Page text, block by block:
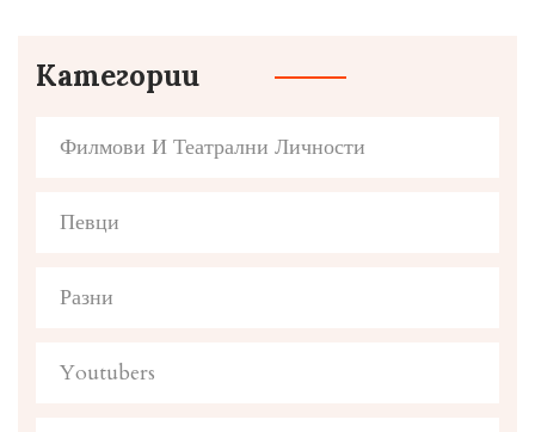
Категории
Филмови И Театрални Личности
Певци
Разни
Youtubers